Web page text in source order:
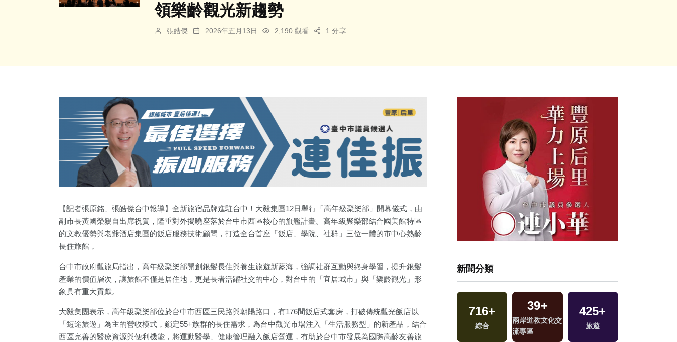
領樂齡觀光新趨勢
張皓傑 2026年五月13日 2,190 觀看 1 分享
【記者張原銘、張皓傑台中報導】全新旅宿品牌進駐台中！大毅集團12日舉行「高年級聚樂部」開幕儀式，由
副市長黃國榮親自出席祝賀，隆重對外揭曉座落於台中市西區核心的旗艦計畫。高年級聚樂部結合國美館特區
的文教優勢與老爺酒店集團的飯店服務技術顧問，打造全台首座「飯店、學院、社群」三位一體的市中心熟齡
長住旅館，
台中市政府觀旅局指出，高年級聚樂部開創銀髮長住與養生旅遊新藍海，強調社群互動與終身學習，提升銀髮
產業的價值層次，讓旅館不僅是居住地，更是長者活躍社交的中心，對台中的「宜居城市」與「樂齡觀光」形
象具有重大貢獻。
大毅集團表示，高年級聚樂部位於台中市西區三民路與朝陽路口，有176間飯店式套房，打破傳統觀光飯店以
「短途旅遊」為主的營收模式，鎖定55+族群的長住需求，為台中觀光市場注入「生活服務型」的新產品，結合
西區完善的醫療資源與便利機能，將運動醫學、健康管理融入飯店營運，有助於台中市發展為國際高齡友善旅
新聞分類
+
兩岸藝苑天地
71+
兩岸
21+
司法放大鏡
591 +
健康及醫療
69+
影視
516+
財經及消費
1137
政治
716+
綜合
39+
兩岸道教文化交
流專區
425+
旅遊